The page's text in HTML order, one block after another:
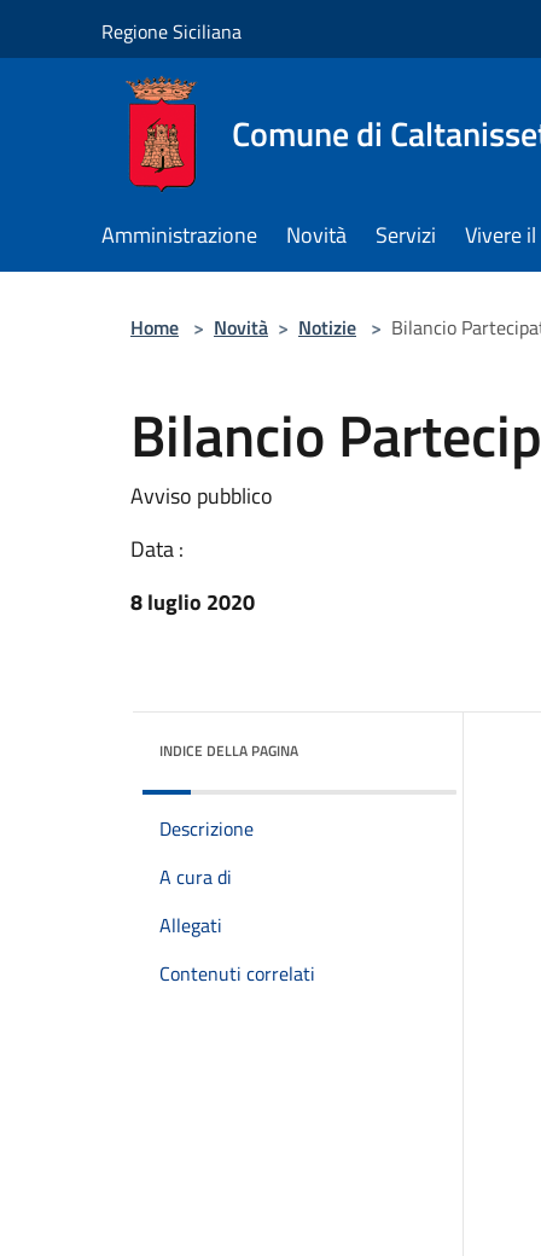
Regione Siciliana
Comune di
Amministrazione Novità Servizi Vivere
Home > Novità > Notizie > Bilancio
Bilancio
Avviso pubblico
Data :
8 luglio 2020
INDICE DELLA PAGINA
Descrizione
A cura di
Allegati
Contenuti correlati